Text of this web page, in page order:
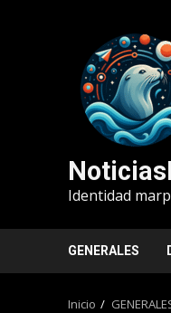
Identidad
GENERALES
Inicio